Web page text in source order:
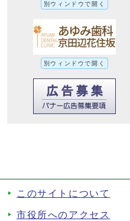
別ウィンドウで開く
別ウィンドウで開く
このサイトについて
市役所へのアクセス